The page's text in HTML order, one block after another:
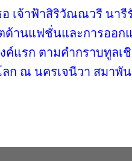
อ เจ้าฟ้าสิริวัณณวรี นา
ด้านแฟชั่นและการออก
ค์แรก ตามคำกราบทูลเ
ก ณ นครเจนีวา สมาพัน